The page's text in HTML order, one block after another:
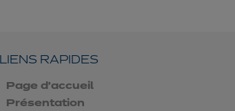
LIENS RAPIDES
Page d'accueil
Présentation